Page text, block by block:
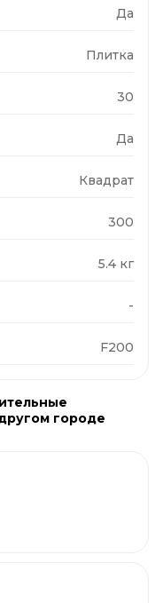
Да
Плитка
30
Да
Квадрат
300
5.4 кг
-
F200
городе